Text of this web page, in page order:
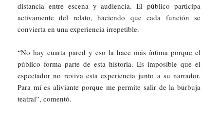
distancia entre escena y audiencia. El público participa
activamente del relato, haciendo que cada función se
convierta en una experiencia irrepetible.
“No hay cuarta pared y eso la hace más íntima porque el
público forma parte de esta historia. Es imposible que el
espectador no reviva esta experiencia junto a su narrador.
Para mí es aliviante porque me permite salir de la burbuja
teatral”, comentó.